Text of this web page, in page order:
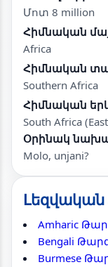
Մոտ 8 million
Հիմնական
Africa
Հիմնական
Southern Africa
Հիմնական
South Africa
Օրինակ
Molo, unjani?
Լեզվական
Amharic
Bengali
Burmese